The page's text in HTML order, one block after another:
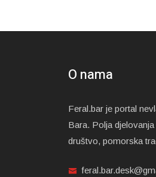
O nama
Feral.bar je portal
Bara. Polja
društvo, pomorska